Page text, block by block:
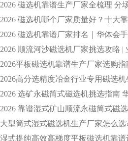
2026 磁选机哪个厂家质量好？十大